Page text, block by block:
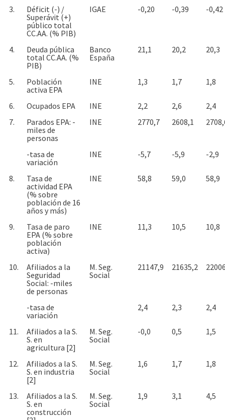
3.
Déficit (-) /
Superávit (+)
público total
CC.AA. (% PIB)
IGAE -0,20 -0,39 -0,42
4.
Deuda pública
total CC.AA. (%
PIB)
Banco
España
21,1 20,2 20,3
5.
Población
activa EPA
INE 1,3 1,7 1,8
6. Ocupados EPA INE 2,2 2,6
2,4
7.
Parados EPA: -
miles de
personas
INE 2770,7 2608,1
-tasa de
variación
INE -5,7 -5,9 -2,9
8.
Tasa de
actividad EPA
(% sobre
población de 16
años y más)
INE 58,8 59,0 58,9
9.
Tasa de paro
EPA (% sobre
población
activa)
INE 11,3 10,5 10,8
10.
Afiliados a la
Seguridad
Social: -miles
de personas
M. Seg.
Social
21147,9 21635,2
-tasa de
variación
2,4 2,3 2,4
11.
Afiliados a la S.
S. en
agricultura [2]
M. Seg.
Social
-0,0 0,5 1,5
12.
Afiliados a la S.
S. en industria
[2]
M. Seg.
Social
1,6 1,7 1,8
13.
Afiliados a la S.
S. en
construcción
M. Seg.
Social
1,9 3,1 4,5